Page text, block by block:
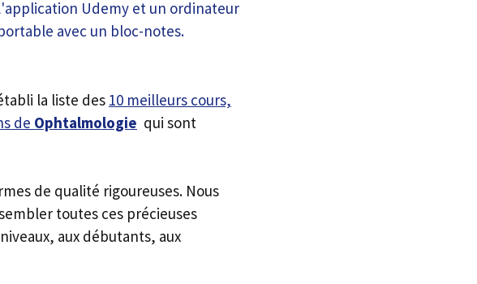
la liste des 10 meilleurs cours,
de Ophtalmologie qui sont
de qualité rigoureuses. Nous
toutes ces précieuses
aux débutants, aux